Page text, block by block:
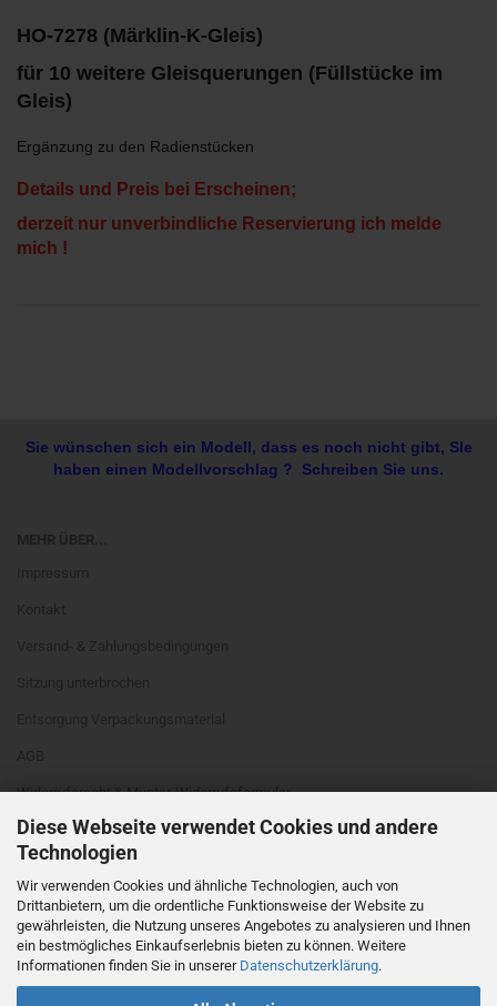
Diese Webseite verwendet Cookies und andere
Technologien
Wir verwenden Cookies und ähnliche Technologien, auch von
Drittanbietern, um die ordentliche Funktionsweise der Website zu
gewährleisten, die Nutzung unseres Angebotes zu analysieren und Ihnen
ein bestmögliches Einkaufserlebnis bieten zu können. Weitere
Informationen finden Sie in unserer Datenschutzerklärung.
HO-7278 (Märklin-K-Gleis)
für 10 weitere Gleisquerungen (Füllstücke im
Gleis)
Ergänzung zu den Radienstücken
Details und Preis bei Erscheinen;
derzeit nur unverbindliche Reservierung ich melde
mich !
Sie wünschen sich ein Modell, dass es noch nicht gibt, SIe
haben einen Modellvorschlag ? Schreiben Sie uns.
Widerrufsrecht & Muster-Widerrufsformular
Privatsphäre und Datenschutz
Online Schlichtungs-Plattform
Cookie Einstellungen